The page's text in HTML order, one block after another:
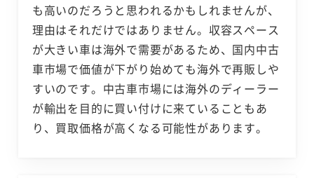
も高いのだろうと思われるかもしれませんが、
理由はそれだけではありません。収容スペース
が大きい車は海外で需要があるため、国内中古
車市場で価値が下がり始めても海外で再販しや
すいのです。中古車市場には海外のディーラー
が輸出を目的に買い付けに来ていることもあ
り、買取価格が高くなる可能性があります。